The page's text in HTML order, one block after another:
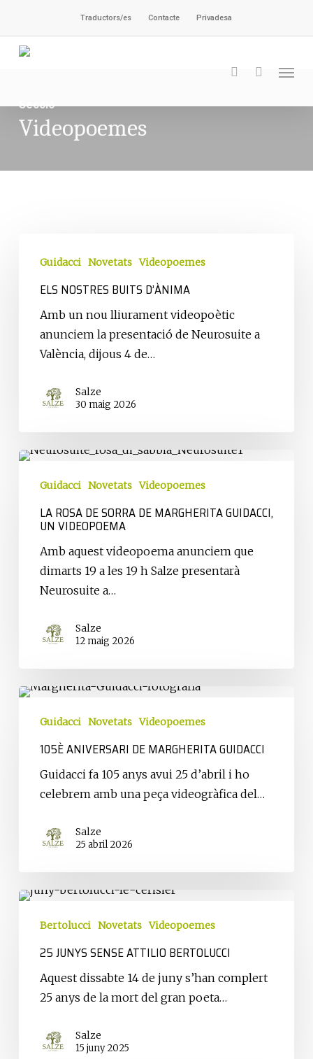
contingut
Traductors/es Contacte Privadesa
cerca
Secció
Videopoemes
nostres
Guidacci Novetats Videopoemes
ELS NOSTRES BUITS D’ÀNIMA
Amb un nou lliurament videopoètic
anunciem la presentació de Neurosuite a
València, dijous 4 de…
Salze
30 maig 2026
La
sorra
Margherita
Guidacci,
Guidacci Novetats Videopoemes
LA ROSA DE SORRA DE MARGHERITA GUIDACCI,
UN VIDEOPOEMA
Amb aquest videopoema anunciem que
dimarts 19 a les 19 h Salze presentarà
Neurosuite a…
Salze
12 maig 2026
105è
aniversari
Margherita
Guidacci
Guidacci Novetats Videopoemes
105È ANIVERSARI DE MARGHERITA GUIDACCI
Guidacci fa 105 anys avui 25 d’abril i ho
celebrem amb una peça videogràfica del…
Salze
25 abril 2026
25
junys
Attilio
Bertolucci
Bertolucci Novetats Videopoemes
25 JUNYS SENSE ATTILIO BERTOLUCCI
Aquest dissabte 14 de juny s’han complert
25 anys de la mort del gran poeta…
Salze
15 juny 2025